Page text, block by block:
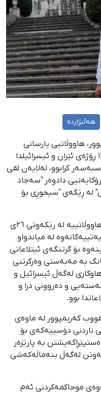
هەڵبژاردە
کەریمپوور، هاووڵاتیی یارسانی
خەڵکی میاندواو کە لە ڕەوتی شەڕی ١٢ ڕۆژەی ئێران و ئیسرائیلدا
کرابوو، لەلایەن لقی
دادوەر "سەجاد
لە ڕێگەی "سیخوڕی بۆ
بە وتەی سەرچاوەیەکی ئاگادار، ئەم هاووڵاتییە لە رێکەوتی ٢٦ی
ئەمنییەتییەکانەوە لە میاندواو
بۆ گرتنگەی ئیتلاعاتی
بە مەبەستی وەرگرتنی
لەگەڵ ئیسرائیل و
و دەروونی درا و
بوو.
کەریمپوور لە ماوەی
ناردنی دۆسییەکەی بۆ
بە پارێزەر
لەگەڵ بنەماڵەکەشی
موحاکمەکردنی ئەم